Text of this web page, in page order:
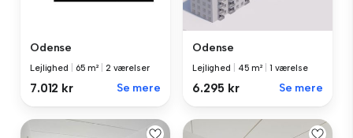
Odense
Lejlighed 65 m² 2 værelser
7.012 kr Se mere
Odense
Lejlighed 45 m² 1 værelse
6.295 kr Se mere